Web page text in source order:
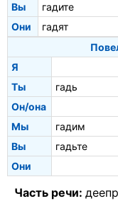
Вы
гадите
Они
гадят
Я
Ты
гадь
Он/она
Мы
гадим
Вы
гадьте
Они
Часть речи: